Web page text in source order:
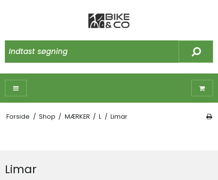
Forside / Shop / MÆRKER / L / Limar
Limar